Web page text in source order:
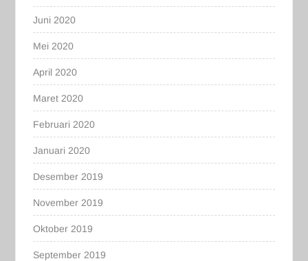
Juni 2020
Mei 2020
April 2020
Maret 2020
Februari 2020
Januari 2020
Desember 2019
November 2019
Oktober 2019
September 2019